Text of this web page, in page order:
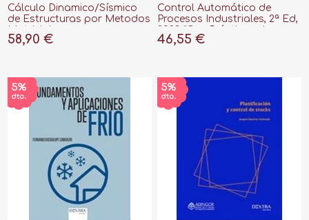
Cálculo Dinamico/Sísmico
de Estructuras por Metodos
58,90 €
Control Automático de
Procesos Industriales, 2ª Ed,
Simulación y Análisis por
46,55 €